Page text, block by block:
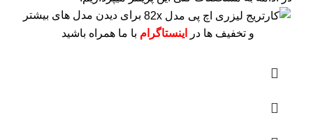
برای دیدن مدل های بیشتر
و تخفیف ها در
اینستاگرام با ما همراه باشید